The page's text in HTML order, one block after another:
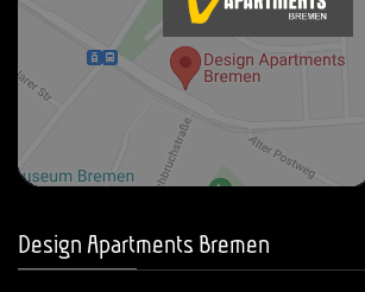
Design Apartments Bremen